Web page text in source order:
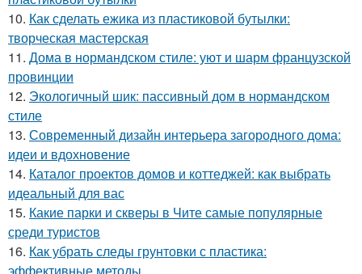
10. Как сделать ежика из пластиковой бутылки:
творческая мастерская
11. Дома в нормандском стиле: уют и шарм французской
провинции
12. Экологичный шик: пассивный дом в нормандском
стиле
13. Современный дизайн интерьера загородного дома:
идеи и вдохновение
14. Каталог проектов домов и коттеджей: как выбрать
идеальный для вас
15. Какие парки и скверы в Чите самые популярные
среди туристов
16. Как убрать следы грунтовки с пластика: